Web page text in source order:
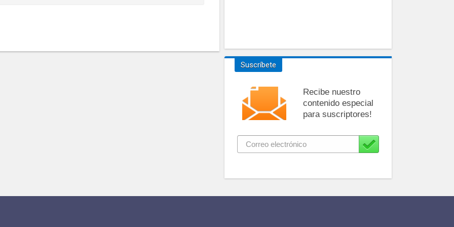
Suscríbete
Recibe nuestro
contenido especial
para suscriptores!